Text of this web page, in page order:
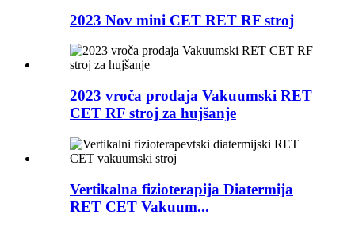
2023 Nov mini CET RET RF stroj
2023 vroča prodaja Vakuumski RET
CET RF stroj za hujšanje
Vertikalna fizioterapija Diatermija
RET CET Vakuum...